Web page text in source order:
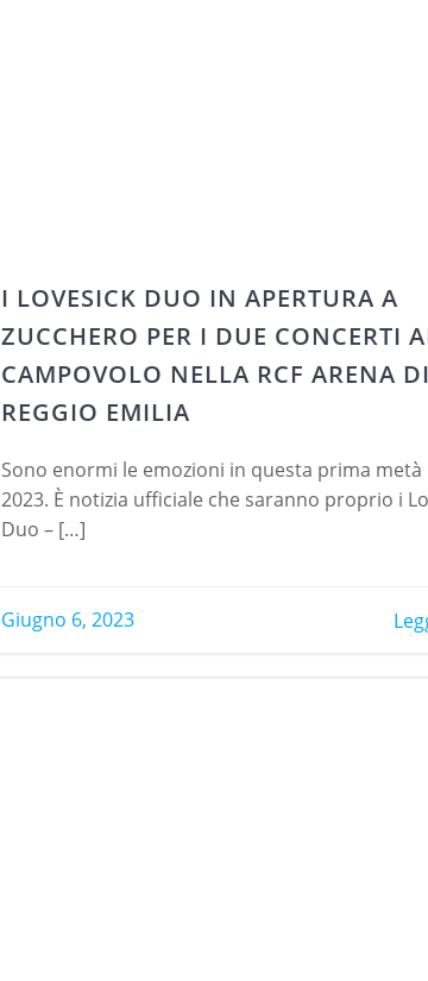
I LOVESICK DUO IN APERTURA A
ZUCCHERO PER I DUE CONCERTI
CAMPOVOLO NELLA RCF ARENA DI
REGGIO EMILIA
Sono enormi le emozioni in questa prima metà
2023. È notizia ufficiale che saranno proprio i
Duo – […]
Giugno 6, 2023